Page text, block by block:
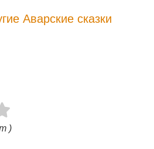
Аварские сказки
)